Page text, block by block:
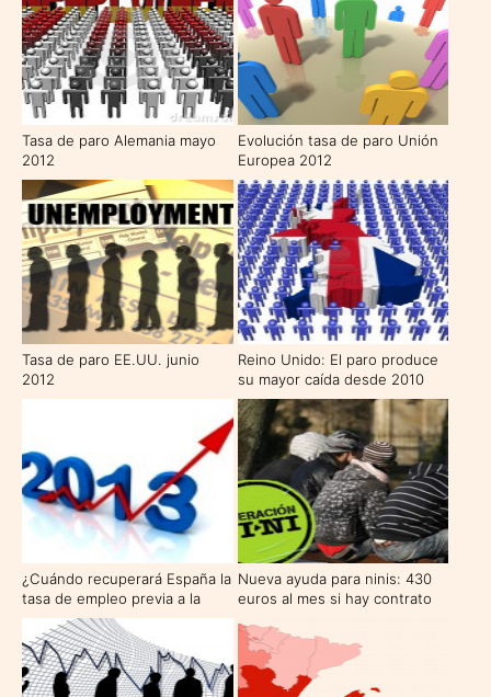
Tasa de paro Alemania mayo
2012
Evolución tasa de paro Unión
Europea 2012
Tasa de paro EE.UU. junio
2012
Reino Unido: El paro produce
su mayor caída desde 2010
¿Cuándo recuperará España la
tasa de empleo previa a la
crisis?
Nueva ayuda para ninis: 430
euros al mes si hay contrato